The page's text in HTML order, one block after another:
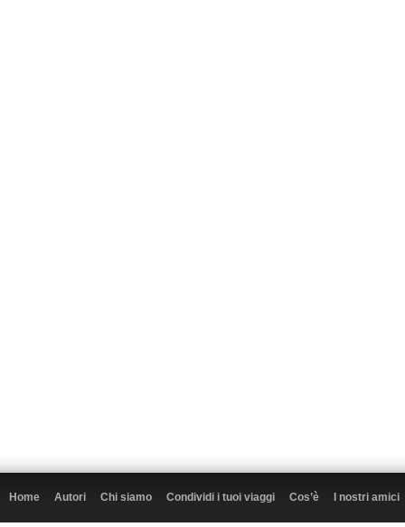
Home Autori Chi siamo Condividi i tuoi viaggi Cos’è I nostri amici